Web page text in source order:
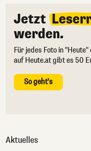
Jetzt
werden.
Für jedes Foto in
auf Heute.at gibt es 50
So geht's
Aktuelles